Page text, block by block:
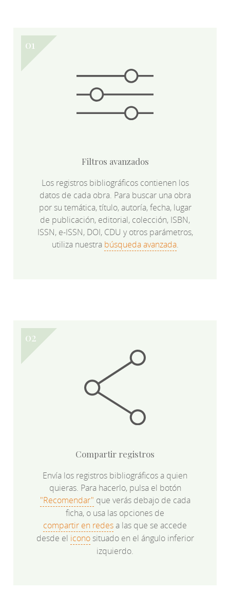
Filtros avanzados
Los registros bibliográficos contienen los
datos de cada obra. Para buscar una obra
por su temática, título, autoría, fecha, lugar
de publicación, editorial, colección, ISBN,
ISSN, e-ISSN, DOI, CDU y otros parámetros,
utiliza nuestra búsqueda avanzada.
Compartir registros
Envía los registros bibliográficos a quien
quieras. Para hacerlo, pulsa el botón
"Recomendar" que verás debajo de cada
ficha, o usa las opciones de
compartir en redesa las que se accede
desde el iconosituado en el ángulo inferior
izquierdo.